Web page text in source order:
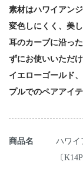
素材はハワイアン
変色しにくく、美
耳のカーブに沿っ
ずにお使いいただけ
イエローゴールド
プルでのペアアイ
商品名
ハワイ
〔